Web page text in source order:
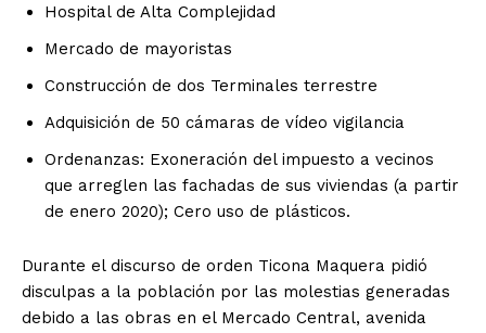
Hospital de Alta Complejidad
Mercado de mayoristas
Construcción de dos Terminales terrestre
Adquisición de 50 cámaras de vídeo vigilancia
Ordenanzas: Exoneración del impuesto a vecinos
que arreglen las fachadas de sus viviendas (a partir
de enero 2020); Cero uso de plásticos.
Durante el discurso de orden Ticona Maquera pidió
disculpas a la población por las molestias generadas
debido a las obras en el Mercado Central, avenida